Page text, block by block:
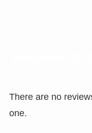
There are no
one.